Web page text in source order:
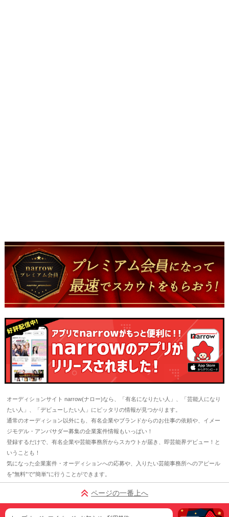
オーディションサイト narrow(ナロー)なら、「有名になりたい人」、「芸能人になり
たい人」、「デビューしたい人」にピッタリの情報が見つかります。
通常のオーディション以外にも、有名企業やブランドからのお仕事の依頼や、イメー
ジモデル・アンバサダー募集の企業案件情報もいっぱい！
登録するだけで、有名企業や芸能事務所からスカウトが届き、即芸能界デビュー！と
いうことも！
気になった企業案件・オーディションへの応募や、入りたい芸能事務所へのアピール
を"無料"で"簡単"に行うことができます。
ページの一番上へ